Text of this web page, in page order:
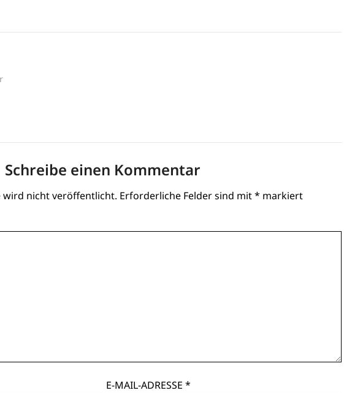
Schreibe einen Kommentar
wird nicht veröffentlicht. Erforderliche Felder sind mit* markiert
E-MAIL-ADRESSE*